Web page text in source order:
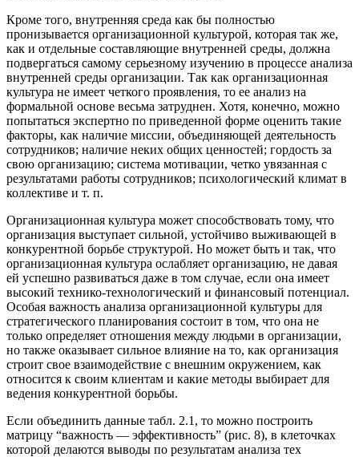
Кроме того, внутренняя среда как бы полностью
пронизывается организационной культурой, которая так же,
как и отдельные составляющие внутренней среды, должна
подвергаться самому серьезному изучению в процессе анализа
внутренней среды организации. Так как организационная
культура не имеет четкого проявления, то ее анализ на
формальной основе весьма затруднен. Хотя, конечно, можно
попытаться экспертно по приведенной форме оценить такие
факторы, как наличие миссии, объединяющей деятельность
сотрудников; наличие неких общих ценностей; гордость за
свою организацию; система мотивации, четко увязанная с
результатами работы сотрудников; психологический климат в
коллективе и т. п.
Организационная культура может способствовать тому, что
организация выступает сильной, устойчиво выживающей в
конкурентной борьбе структурой. Но может быть и так, что
организационная культура ослабляет организацию, не давая
ей успешно развиваться даже в том случае, если она имеет
высокий технико-технологический и финансовый потенциал.
Особая важность анализа организационной культуры для
стратегического планирования состоит в том, что она не
только определяет отношения между людьми в организации,
но также оказывает сильное влияние на то, как организация
строит свое взаимодействие с внешним окружением, как
относится к своим клиентам и какие методы выбирает для
ведения конкурентной борьбы.
Если объединить данные табл. 2.1, то можно построить
матрицу “важность — эффективность” (рис. 8), в клеточках
которой делаются выводы по результатам анализа тех